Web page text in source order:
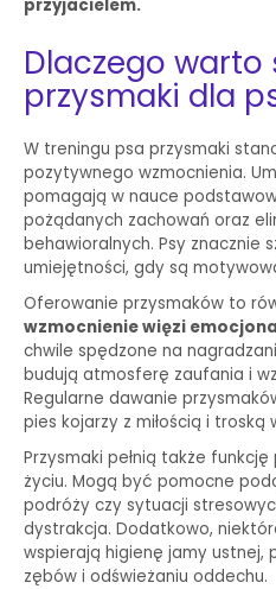
przyjacielem.
Dlaczego
przysmaki dla
W treningu psa przysmaki
pozytywnego wzmocnienia.
pomagają w nauce
pożądanych zachowań oraz
behawioralnych. Psy znacznie
umiejętności, gdy są
Oferowanie przysmaków to
wzmocnienie więzi
chwile spędzone na
budują atmosferę zaufania i
Regularne dawanie
pies kojarzy z miłością i troską
Przysmaki pełnią także
życiu. Mogą być pomocne
podróży czy sytuacji
dystrakcja. Dodatkowo,
wspierają higienę jamy ustnej,
zębów i odświeżaniu oddechu.